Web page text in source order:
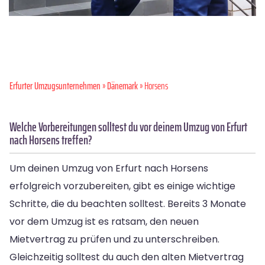
Erfurter Umzugsunternehmen»Dänemark» Horsens
Welche Vorbereitungen solltest du vor deinem Umzug von Erfurt
nach Horsens treffen?
Um deinen Umzug von Erfurt nach Horsens
erfolgreich vorzubereiten, gibt es einige wichtige
Schritte, die du beachten solltest. Bereits 3 Monate
vor dem Umzug ist es ratsam, den neuen
Mietvertrag zu prüfen und zu unterschreiben.
Gleichzeitig solltest du auch den alten Mietvertrag